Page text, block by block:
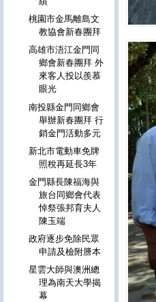
桃園市金馬離島文
教協會新春團拜
高雄市浯江金門同
鄉會新春團拜 外
來客人投以羨慕
眼光
南投縣金門同鄉會
舉辦新春團拜 行
銷金門活動多元
新北市電動車免牌
照稅再延長3年
金門縣長陳福海與
旅台同鄉會代表
悼祭張邦育夫人
陳玉端
政府逐步免除民眾
申請及檢附謄本
星雲大師與澳洲總
理為南天大學揭
幕